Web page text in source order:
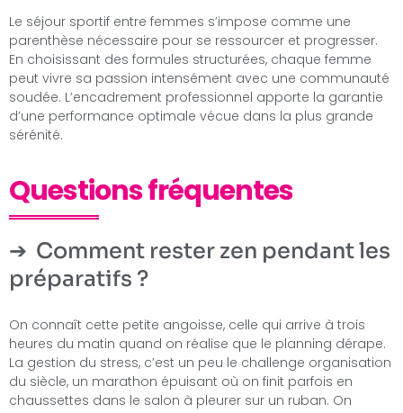
Le séjour sportif entre femmes s’impose comme une
parenthèse nécessaire pour se ressourcer et progresser.
En choisissant des formules structurées, chaque femme
peut vivre sa passion intensément avec une communauté
soudée. L’encadrement professionnel apporte la garantie
d’une performance optimale vécue dans la plus grande
sérénité.
Questions fréquentes
Comment rester zen pendant les
préparatifs ?
On connaît cette petite angoisse, celle qui arrive à trois
heures du matin quand on réalise que le planning dérape.
La gestion du stress, c’est un peu le challenge organisation
du siècle, un marathon épuisant où on finit parfois en
chaussettes dans le salon à pleurer sur un ruban. On